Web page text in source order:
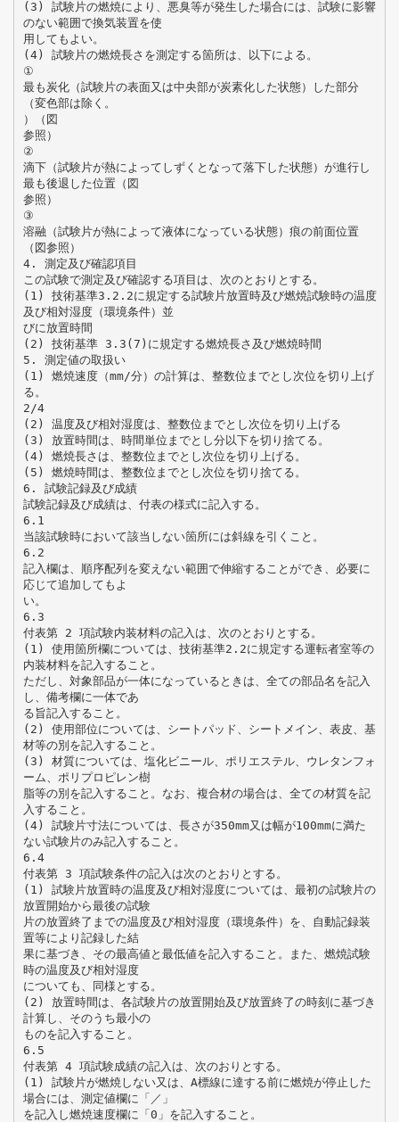
(3) 試験片の燃焼により、悪臭等が発生した場合には、試験に影響
のない範囲で換気装置を使
用してもよい。
(4) 試験片の燃焼長さを測定する箇所は、以下による。
①
最も炭化（試験片の表面又は中央部が炭素化した状態）した部分
（変色部は除く。
）（図
参照）
②
滴下（試験片が熱によってしずくとなって落下した状態）が進行し
最も後退した位置（図
参照）
③
溶融（試験片が熱によって液体になっている状態）痕の前面位置
（図参照）
4. 測定及び確認項目
この試験で測定及び確認する項目は、次のとおりとする。
(1) 技術基準3.2.2に規定する試験片放置時及び燃焼試験時の温度
及び相対湿度（環境条件）並
びに放置時間
(2) 技術基準 3.3(7)に規定する燃焼長さ及び燃焼時間
5. 測定値の取扱い
(1) 燃焼速度（mm/分）の計算は、整数位までとし次位を切り上げ
る。
2/4
(2) 温度及び相対湿度は、整数位までとし次位を切り上げる
(3) 放置時間は、時間単位までとし分以下を切り捨てる。
(4) 燃焼長さは、整数位までとし次位を切り上げる。
(5) 燃焼時間は、整数位までとし次位を切り捨てる。
6. 試験記録及び成績
試験記録及び成績は、付表の様式に記入する。
6.1
当該試験時において該当しない箇所には斜線を引くこと。
6.2
記入欄は、順序配列を変えない範囲で伸縮することができ、必要に
応じて追加してもよ
い。
6.3
付表第 2 項試験内装材料の記入は、次のとおりとする。
(1) 使用箇所欄については、技術基準2.2に規定する運転者室等の
内装材料を記入すること。
ただし、対象部品が一体になっているときは、全ての部品名を記入
し、備考欄に一体であ
る旨記入すること。
(2) 使用部位については、シートパッド、シートメイン、表皮、基
材等の別を記入すること。
(3) 材質については、塩化ビニール、ポリエステル、ウレタンフォ
ーム、ポリプロピレン樹
脂等の別を記入すること。なお、複合材の場合は、全ての材質を記
入すること。
(4) 試験片寸法については、長さが350mm又は幅が100mmに満た
ない試験片のみ記入すること。
6.4
付表第 3 項試験条件の記入は次のとおりとする。
(1) 試験片放置時の温度及び相対湿度については、最初の試験片の
放置開始から最後の試験
片の放置終了までの温度及び相対湿度（環境条件）を、自動記録装
置等により記録した結
果に基づき、その最高値と最低値を記入すること。また、燃焼試験
時の温度及び相対湿度
についても、同様とする。
(2) 放置時間は、各試験片の放置開始及び放置終了の時刻に基づき
計算し、そのうち最小の
ものを記入すること。
6.5
付表第 4 項試験成績の記入は、次のおりとする。
(1) 試験片が燃焼しない又は、A標線に達する前に燃焼が停止した
場合には、測定値欄に「／」
を記入し燃焼速度欄に「0」を記入すること。